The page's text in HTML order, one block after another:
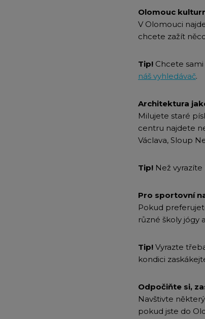
Olomouc
V Olomouci
chcete zažít
Tip! Chcete
náš vyhledávač.
Architektura
Milujete staré
centru najdete
Václava, Sloup
Tip! Než
Pro sportovní
Pokud
různé školy jógy
Tip! Vyrazte
kondici
Odpočiňte si,
Navštivte
pokud jste do